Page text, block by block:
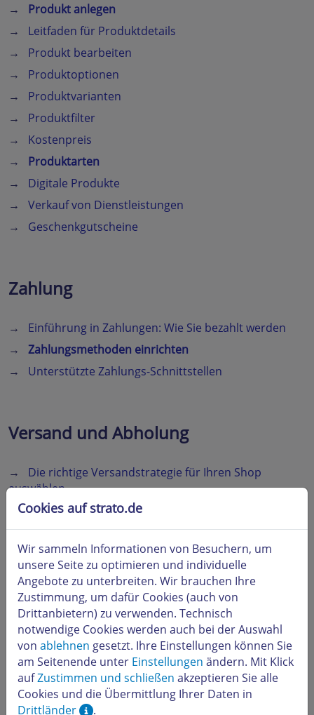
→
Produkt anlegen
→
Leitfaden für Produktdetails
→
Produkt bearbeiten
→
Produktoptionen
→
Produktvarianten
→
Produktfilter
→
Kostenpreis
→
Produktarten
→
Digitale Produkte
→
Verkauf von Dienstleistungen
→
Geschenkgutscheine
Zahlung
→
Einführung in Zahlungen: Wie Sie bezahlt werden
→
Zahlungsmethoden einrichten
→
Unterstützte Zahlungs-Schnittstellen
Versand und Abholung
→
Die richtige Versandstrategie für Ihren Shop
auswählen
→ Lokale Lieferung
→ Abholung im Geschäft
→ Produktspezifische Versandkosten]
Versandetiketten
Bestellungen
→ Leitfaden zur Bestellabwicklung
→ Verwaltung von Bestellungen
Cookies auf strato.de
Wir sammeln Informationen von Besuchern, um
unsere Seite zu optimieren und individuelle
Angebote zu unterbreiten. Wir brauchen Ihre
Zustimmung, um dafür Cookies (auch von
Drittanbietern) zu verwenden. Technisch
notwendige Cookies werden auch bei der Auswahl
von ablehnen gesetzt. Ihre Einstellungen können Sie
am Seitenende unter Einstellungen ändern. Mit Klick
aufZustimmen und schließen akzeptieren Sie alle
Cookies und die Übermittlung Ihrer Daten in
Drittländer
.